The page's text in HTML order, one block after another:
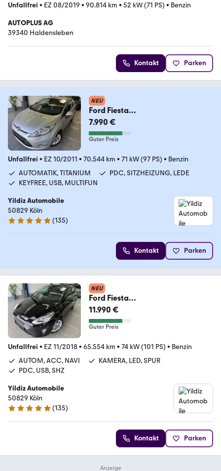
Unfallfrei • EZ 08/2019 • 90.814 km • 52 kW (71 PS) • Benzin
AUTOPLUS AG
39340 Haldensleben
Kontakt Parken
NEU
Ford Fiesta
1.4*AUTOMATIK*TITANIUM*PDC*
SHZ*USB*KEYFRE
7.990 €
Guter Preis
Unfallfrei • EZ 10/2011 • 70.544 km • 71 kW (97 PS) • Benzin
AUTOMATIK, TITANIUM
PDC, SITZHEIZUNG, LEDE
KEYFREE, USB, MULTIFUN
Yildiz Automobile
50829 Köln
5 Sterne
(135)
Kontakt Parken
NEU
Ford Fiesta
1.0*AUT*TITN*CAM*ACC*NAV*LE
D*SPUR*PDC*SHZ
11.990 €
Guter Preis
Unfallfrei • EZ 11/2018• 65.554 km • 74 kW (101 PS) • Benzin
AUTOM, ACC, NAVI
KAMERA, LED, SPUR
PDC, USB, SHZ
Yildiz Automobile
50829 Köln
5 Sterne
(135)
Kontakt Parken